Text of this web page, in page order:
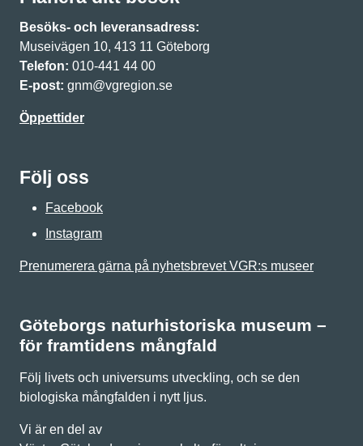
Besöks- och leveransadress:
Museivägen 10, 413 11 Göteborg
Telefon: 010-441 44 00
E-post: gnm@vgregion.se
Öppettider
Följ oss
Facebook
Instagram
Prenumerera gärna på nyhetsbrevet VGR:s museer
Göteborgs naturhistoriska museum –
för framtidens mångfald
Följ livets och universums utveckling, och se den
biologiska mångfalden i nytt ljus.
Vi är en del av